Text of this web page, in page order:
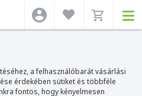
a felhasználóbarát vásárlási
érdekében sütiket és többféle
fontos, hogy kényelmesen